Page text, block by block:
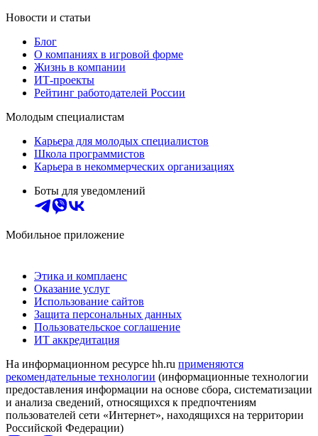
Новости и статьи
Блог
О компаниях в игровой форме
Жизнь в компании
ИТ-проекты
Рейтинг работодателей России
Молодым специалистам
Карьера для молодых специалистов
Школа программистов
Карьера в некоммерческих организациях
Боты для уведомлений
Мобильное приложение
Этика и комплаенс
Оказание услуг
Использование сайтов
Защита персональных данных
Пользовательское соглашение
ИТ аккредитация
На информационном ресурсе hh.ru применяются
рекомендательные технологии (информационные технологии
предоставления информации на основе сбора, систематизации
и анализа сведений, относящихся к предпочтениям
пользователей сети «Интернет», находящихся на территории
Российской Федерации)